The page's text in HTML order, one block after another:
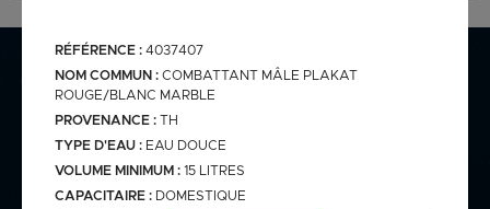
RÉFÉRENCE : 4037407
NOM COMMUN : COMBATTANT MÂLE PLAKAT
ROUGE/BLANC MARBLE
PROVENANCE : TH
TYPE D'EAU : EAU DOUCE
VOLUME MINIMUM : 15 LITRES
CAPACITAIRE : DOMESTIQUE
Bactéries
FRANCO CUMULABLE AVEC LES POISSONS/ FRANCO
BACTERIES SEULES 100€
commande@haegel.fr